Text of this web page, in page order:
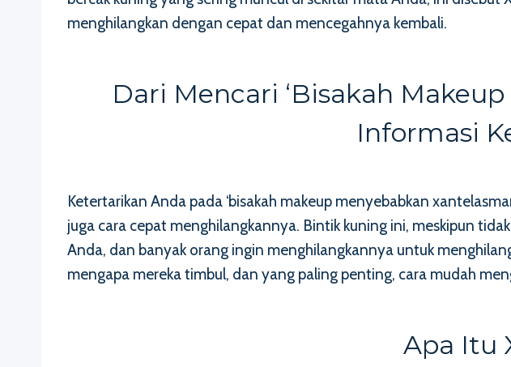
menghilangkan dengan cepat dan mencegahnya kembali.
Dari Mencari ‘bisakah
Informasi
Ketertarikan Anda pada ‘bisakah makeup menyebabkan
juga cara cepat menghilangkannya. Bintik kuning ini, meskipun
Anda, dan banyak orang ingin menghilangkannya untuk
mengapa mereka timbul, dan yang paling penting, cara mudah
Apa Itu